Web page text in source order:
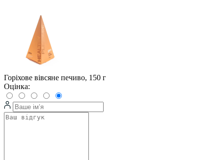
Горіхове вівсяне печиво, 150 г
Оцінка: